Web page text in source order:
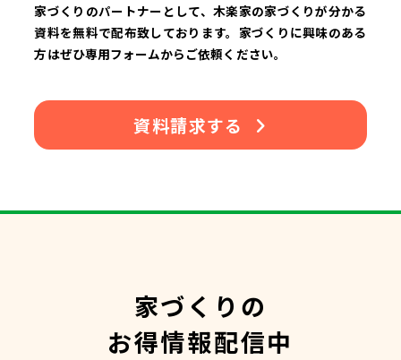
家づくりのパートナーとして、木楽家の家づくりが分かる
資料を無料で配布致しております。家づくりに興味のある
方はぜひ専用フォームからご依頼ください。
資料請求する
家づくりの
お得情報配信中